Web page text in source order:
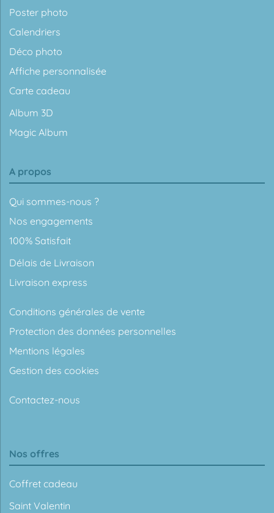
Poster photo
Calendriers
Déco photo
Affiche personnalisée
Carte cadeau
Album 3D
Magic Album
A propos
Qui sommes-nous ?
Nos engagements
100% Satisfait
Délais de Livraison
Livraison express
Conditions générales de vente
Protection des données personnelles
Mentions légales
Gestion des cookies
Contactez-nous
Nos offres
Coffret cadeau
Saint Valentin